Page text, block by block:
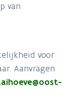
van
voor
Aanvragen